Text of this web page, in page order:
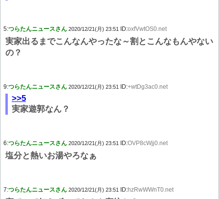
5:つらたんニュースさん 2020/12/21(月) 23:51 ID:oxfVwtOS0.net
実家出るまでこんなんやったな～割とこんなもんやない
の？
9:つらたんニュースさん 2020/12/21(月) 23:51 ID:+wtDg3ac0.net
>>5
実家遊郭なん？
6:つらたんニュースさん 2020/12/21(月) 23:51 ID:OVP8cWjj0.net
塩分と熱いお湯やろなぁ
7:つらたんニュースさん 2020/12/21(月) 23:51 ID:hzRwWWnT0.net